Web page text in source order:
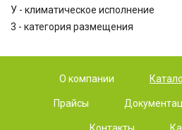
У - климатическое исполнение
3 - категория размещения
О компании
Прайсы